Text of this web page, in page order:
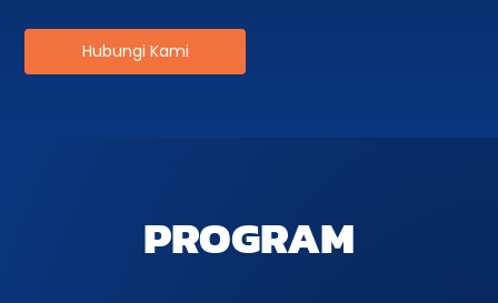
Hubungi Kami
PROGRAM